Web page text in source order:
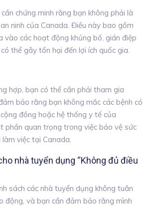
chứng minh rằng bạn không phải là
ninh của Canada. Điều này bao gồm
vào các hoạt động khủng bố, gián điệp
thể gây tổn hại đến lợi ích quốc gia.
hợp, bạn có thể cần phải tham gia
bảo rằng bạn không mắc các bệnh có
đồng hoặc hệ thống y tế của
phần quan trọng trong việc bảo vệ sức
việc tại Canada.
nhà tuyển dụng “Không đủ điều
sách các nhà tuyển dụng không tuân
động, và bạn cần đảm bảo rằng mình